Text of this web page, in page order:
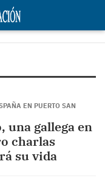
EN PUERTO SAN
una gallega en
charlas
su vida